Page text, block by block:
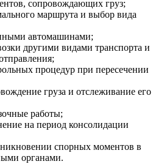
сопровождающих груз;
маршрута и выбор вида
автомашинами;
другими видами транспорта и
процедур при пересечении
груза и отслеживание его
работы;
на период консолидации
спорных моментов в
органами.